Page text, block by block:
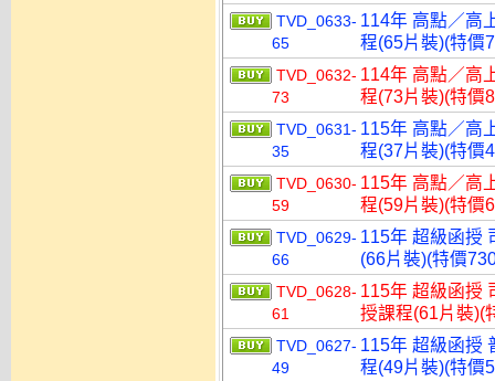
TVD_0633-
65
114年 高點／高
程(65片裝)(特價
TVD_0632-
73
114年 高點／高
程(73片裝)(特價
TVD_0631-
35
115年 高點／高
程(37片裝)(特價
TVD_0630-
59
115年 高點／高
程(59片裝)(特價
TVD_0629-
66
115年 超級函授
(66片裝)(特價
TVD_0628-
61
115年 超級函授
授課程(61片裝)(
TVD_0627-
49
115年 超級函授
程(49片裝)(特價